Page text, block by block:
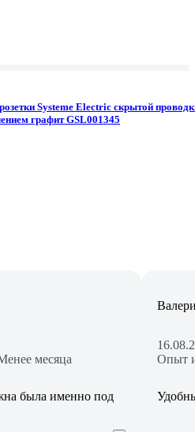
Systeme Electric скрытой
графит GSL001345
месяца
была именно под
Опыт